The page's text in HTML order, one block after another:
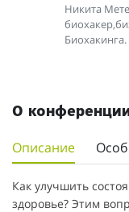
Никита
Биохакинга.
О
Описание
Как улучшить
здоровье? Этим